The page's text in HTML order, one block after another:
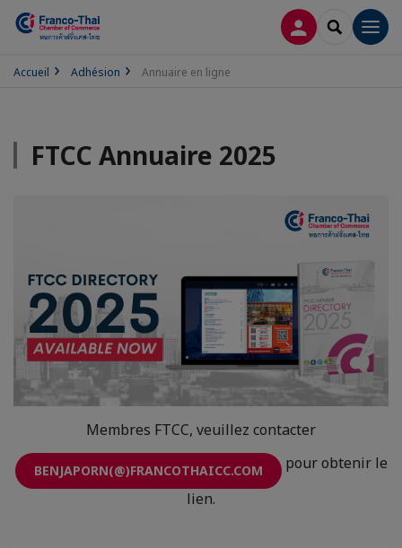
CONNEXION
Accueil Adhésion Annuaire en ligne
FTCC Annuaire 2025
Membres FTCC, veuillez contacter
BENJAPORN(@)FRANCOTHAICC.COM
pour obtenir le
lien.